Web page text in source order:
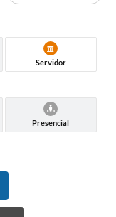
Servidor
Presencial